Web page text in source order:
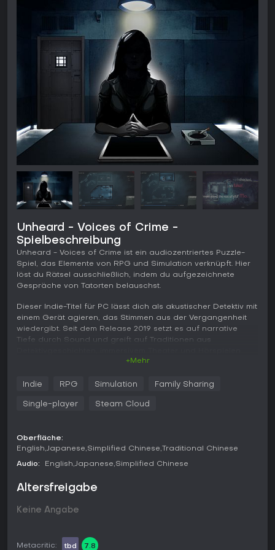
Unheard - Voices of Crime -
Spielbeschreibung
Unheard - Voices of Crime ist ein audiozentriertes Puzzle-
Spiel, das Elemente von RPG und Simulation verknüpft. Hier
löst du Rätsel ausschließlich, indem du aufgezeichnete
Gespräche von Tatorten belauschst.
Dieser Indie-Titel für PC lässt dich als akustischer Detektiv mit
einem Gerät agieren, das Stimmen aus der Vergangenheit
wiedergibt. Seit dem Release 2019 setzt es auf narrative
Tiefe durch Sound und greift auf Traditionen aus
zurück. Die nicht-lineare Erzählweise fordert dich heraus,
verbinden - ein frischer Ansatz für Mystery-Lösungen im
dich in 2D-Top-Down-Ansichten von Tatorten und
positionierst dich, um Echtzeit-Gespräche mitzubekommen.
Charakternamen, das Nachverfolgen von Bewegungen
von Motiven und Beziehungen rein aus Dialogen.
unbegrenzt Zugriff auf Audio-Clips hast und mehrmaliges
+Mehr
Indie RPG Simulation Family Sharing
Single-player Steam Cloud
Oberfläche:
English Japanese Simplified Chinese Traditional Chinese
Audio: English Japanese Simplified Chinese
Altersfreigabe
Keine Angabe
Metacritic: tbd 7.8